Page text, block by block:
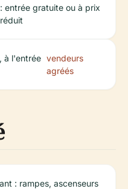
: entrée gratuite ou à prix
réduit
à l'entrée vendeurs
agréés
: rampes, ascenseurs